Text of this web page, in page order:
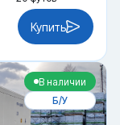
Купить
В наличии
Б/У